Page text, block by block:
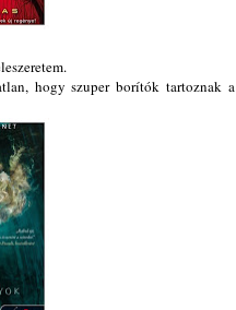
hogy szuper borítók tartoznak a